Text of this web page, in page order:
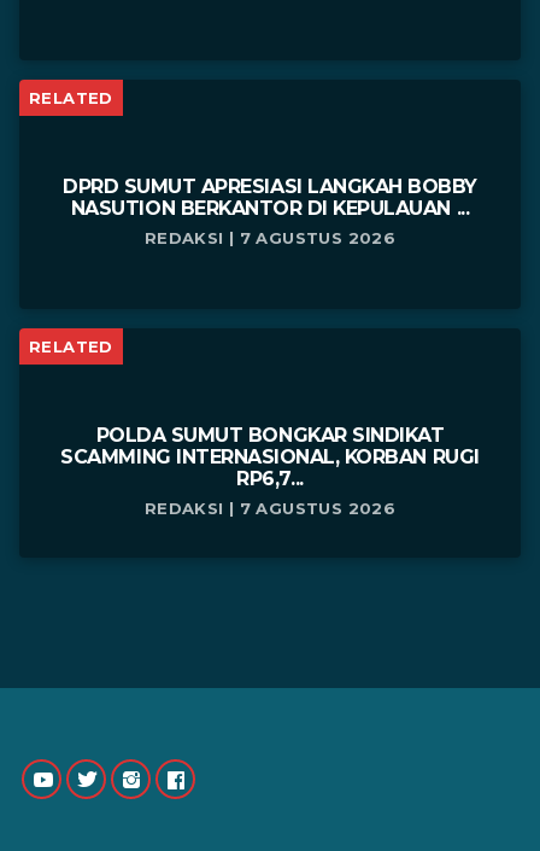
RELATED
DPRD SUMUT APRESIASI LANGKAH BOBBY
NASUTION BERKANTOR DI KEPULAUAN ...
REDAKSI | 7 AGUSTUS 2026
RELATED
POLDA SUMUT BONGKAR SINDIKAT
SCAMMING INTERNASIONAL, KORBAN RUGI
RP6,7...
REDAKSI | 7 AGUSTUS 2026